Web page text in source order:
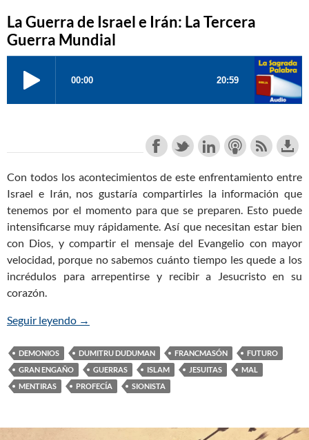
La Guerra de Israel e Irán: La Tercera
Guerra Mundial
Con todos los acontecimientos de este enfrentamiento entre
Israel e Irán, nos gustaría compartirles la información que
tenemos por el momento para que se preparen. Esto puede
intensificarse muy rápidamente. Así que necesitan estar bien
con Dios, y compartir el mensaje del Evangelio con mayor
velocidad, porque no sabemos cuánto tiempo les quede a los
incrédulos para arrepentirse y recibir a Jesucristo en su
corazón.
Seguir leyendo La Guerra de Israel e Irán: La Tercer Guerra
→
DEMONIOS DUMITRU DUDUMAN FRANCMASÓN
FUTURO
GRAN ENGAÑO
GUERRAS ISLAM JESUITAS
MAL
MENTIRAS
PROFECÍA SIONISTA